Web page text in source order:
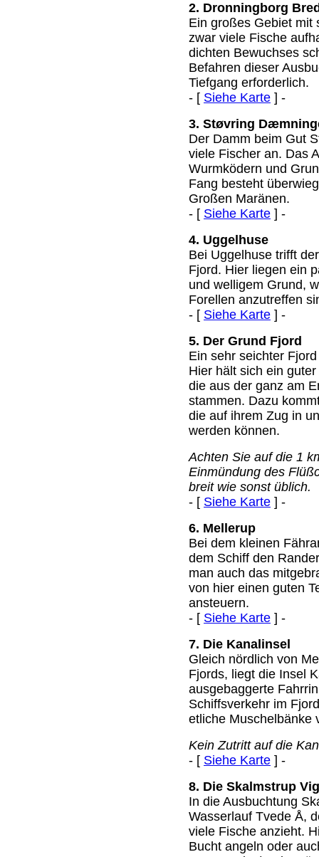
2. Dronningborg
Ein großes Gebiet mit
zwar viele Fische
dichten Bewuchses
Befahren dieser
Tiefgang erforderlich.
- [ Siehe Karte ] -
3. Støvring
Der Damm beim Gut
viele Fischer an. Das
Wurmködern und
Fang besteht
Großen Maränen.
- [ Siehe Karte ] -
4. Uggelhuse
Bei Uggelhuse trifft
Fjord. Hier liegen ein
und welligem Grund,
Forellen anzutreffen
- [ Siehe Karte ] -
5. Der Grund Fjord
Ein sehr seichter
Hier hält sich ein
die aus der ganz am
stammen. Dazu
die auf ihrem Zug in
werden können.
Achten Sie auf die 1
Einmündung des
breit wie sonst üblich.
- [ Siehe Karte ] -
6. Mellerup
Bei dem kleinen
dem Schiff den
man auch das
von hier einen guten
ansteuern.
- [ Siehe Karte ] -
7. Die Kanalinsel
Gleich nördlich von
Fjords, liegt die Insel
ausgebaggerte
Schiffsverkehr im
etliche Muschelbänke
Kein Zutritt auf die
- [ Siehe Karte ] -
8. Die Skalmstrup Vig
In die Ausbuchtung
Wasserlauf Tvede Å,
viele Fische anzieht.
Bucht angeln oder